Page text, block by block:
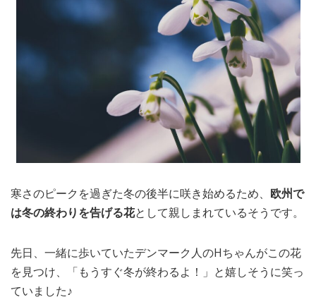
寒さのピークを過ぎた冬の後半に咲き始めるため、 欧州で
は冬の終わりを告げる花として親しまれているそうです。
先日、一緒に歩いていたデンマーク人のHちゃんがこの花
を見つけ、「もうすぐ冬が終わるよ！」と嬉しそうに笑っ
ていました♪